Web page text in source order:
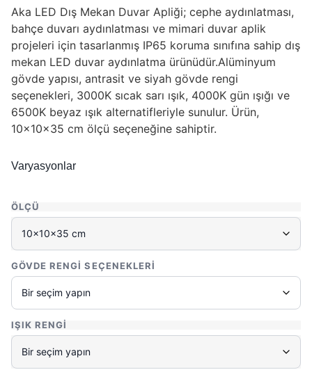
Aka LED Dış Mekan Duvar Apliği; cephe aydınlatması,
bahçe duvarı aydınlatması ve mimari duvar aplik
projeleri için tasarlanmış IP65 koruma sınıfına sahip dış
mekan LED duvar aydınlatma ürünüdür.Alüminyum
gövde yapısı, antrasit ve siyah gövde rengi
seçenekleri, 3000K sıcak sarı ışık, 4000K gün ışığı ve
6500K beyaz ışık alternatifleriyle sunulur. Ürün,
10x10x35 cm ölçü seçeneğine sahiptir.
Varyasyonlar
ÖLÇÜ
GÖVDE RENGI SEÇENEKLERI
IŞIK RENGI